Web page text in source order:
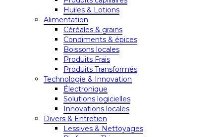
Huiles & Lotions
Alimentation
Céréales & grains
Condiments & épices
Boissons locales
Produits Frais
Produits Transformés
Technologie & Innovation
Électronique
Solutions logicielles
Innovations locales
Divers & Entretien
Lessives & Nettoyages